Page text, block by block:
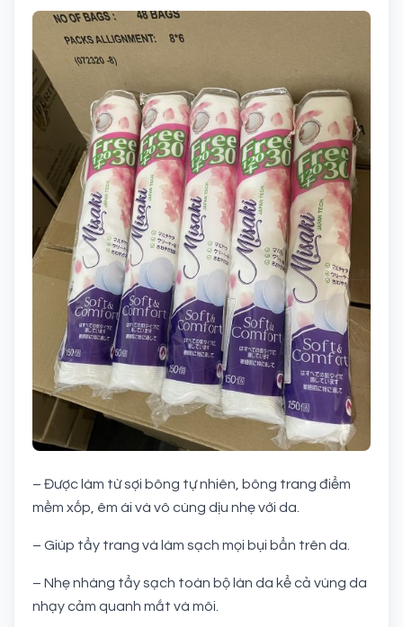
– Được làm từ sợi bông tự nhiên, bông trang điểm
mềm xốp, êm ái và vô cùng dịu nhẹ với da.
– Giúp tẩy trang và làm sạch mọi bụi bẩn trên da.
– Nhẹ nhàng tẩy sạch toàn bộ làn da kể cả vùng da
nhạy cảm quanh mắt và môi.